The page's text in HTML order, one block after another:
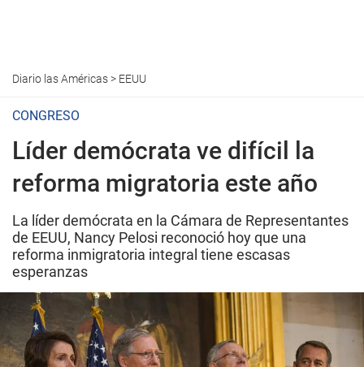
Diario las Américas> EEUU
CONGRESO
Líder demócrata ve difícil la
reforma migratoria este año
La líder demócrata en la Cámara de Representantes
de EEUU, Nancy Pelosi reconoció hoy que una
reforma inmigratoria integral tiene escasas
esperanzas